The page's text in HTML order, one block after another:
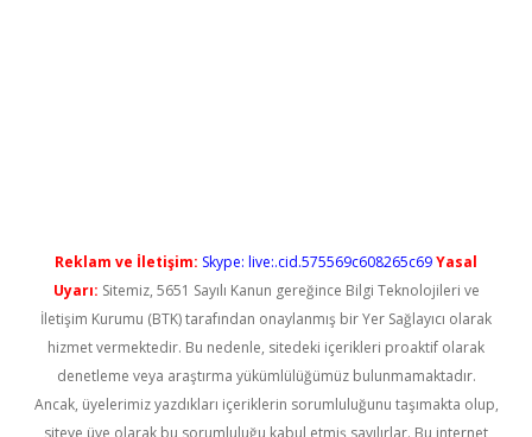
Reklam ve İletişim: Skype: live:.cid.575569c608265c69Yasal
Uyarı: Sitemiz, 5651 Sayılı Kanun gereğince Bilgi Teknolojileri ve
İletişim Kurumu (BTK) tarafından onaylanmış bir Yer Sağlayıcı olarak
hizmet vermektedir. Bu nedenle, sitedeki içerikleri proaktif olarak
denetleme veya araştırma yükümlülüğümüz bulunmamaktadır.
Ancak, üyelerimiz yazdıkları içeriklerin sorumluluğunu taşımakta olup,
siteye üye olarak bu sorumluluğu kabul etmiş sayılırlar. Bu internet